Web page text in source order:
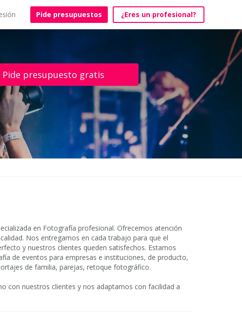
Pide presupuestos ¿Eres un profesional?
Pide presupuesto gratis
en Fotografía profesional. Ofrecemos atención
Nos entregamos en cada trabajo para que el
y nuestros clientes queden satisfechos. Estamos
de eventos para empresas e instituciones, de producto,
de familia, parejas, retoque fotográfico.
con nuestros clientes y nos adaptamos con facilidad a